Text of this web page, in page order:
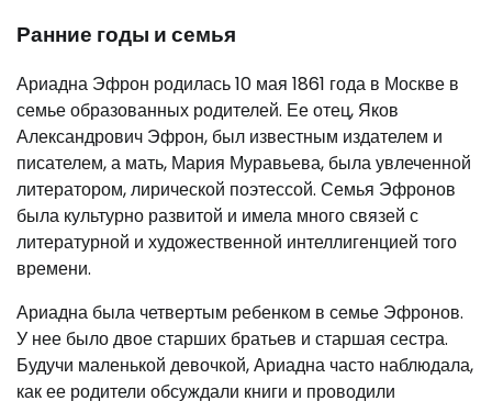
Ранние годы и семья
Ариадна Эфрон родилась 10 мая 1861 года в Москве в
семье образованных родителей. Ее отец, Яков
Александрович Эфрон, был известным издателем и
писателем, а мать, Мария Муравьева, была увлеченной
литератором, лирической поэтессой. Семья Эфронов
была культурно развитой и имела много связей с
литературной и художественной интеллигенцией того
времени.
Ариадна была четвертым ребенком в семье Эфронов.
У нее было двое старших братьев и старшая сестра.
Будучи маленькой девочкой, Ариадна часто наблюдала,
как ее родители обсуждали книги и проводили